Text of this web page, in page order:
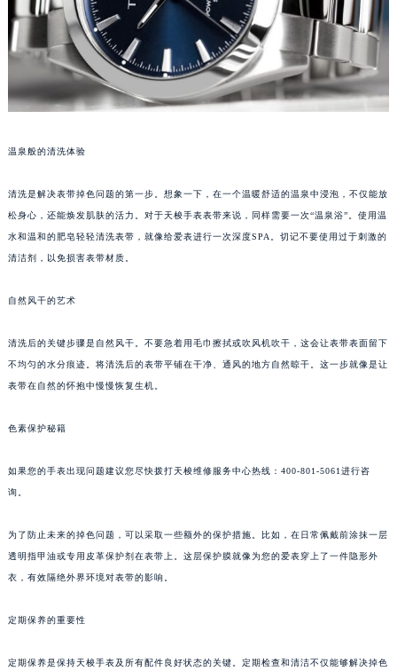
温泉般的清洗体验
清洗是解决表带掉色问题的第一步。想象一下，在一个温暖舒适的温泉中浸泡，不仅能放
松身心，还能焕发肌肤的活力。对于天梭手表表带来说，同样需要一次“温泉浴”。使用温
水和温和的肥皂轻轻清洗表带，就像给爱表进行一次深度SPA。切记不要使用过于刺激的
清洁剂，以免损害表带材质。
自然风干的艺术
清洗后的关键步骤是自然风干。不要急着用毛巾擦拭或吹风机吹干，这会让表带表面留下
不均匀的水分痕迹。将清洗后的表带平铺在干净、通风的地方自然晾干。这一步就像是让
表带在自然的怀抱中慢慢恢复生机。
色素保护秘籍
如果您的手表出现问题建议您尽快拨打天梭维修服务中心热线：400-801-5061进行咨
询。
为了防止未来的掉色问题，可以采取一些额外的保护措施。比如，在日常佩戴前涂抹一层
透明指甲油或专用皮革保护剂在表带上。这层保护膜就像为您的爱表穿上了一件隐形外
衣，有效隔绝外界环境对表带的影响。
定期保养的重要性
定期保养是保持天梭手表及所有配件良好状态的关键。定期检查和清洁不仅能够解决掉色